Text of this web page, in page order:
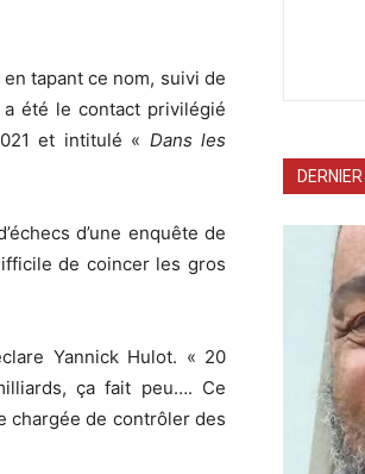
tapant ce nom, suivi de
a été le contact privilégié
et intitulé « Dans les
d’une enquête de
de coincer les gros
Yannick Hulot. « 20
ça fait peu…. Ce
chargée de contrôler des